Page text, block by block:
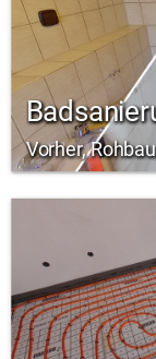
Vorher,